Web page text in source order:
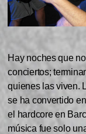
Hay noches que
conciertos;
quienes las viven.
se ha convertido
el hardcore en
música fue solo